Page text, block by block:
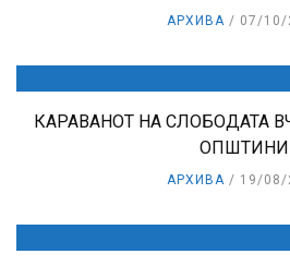
АРХИВА 07/10/
КАРАВАНОТ НА СЛОБОДАТА
ОПШТИНИ
АРХИВА 19/08/